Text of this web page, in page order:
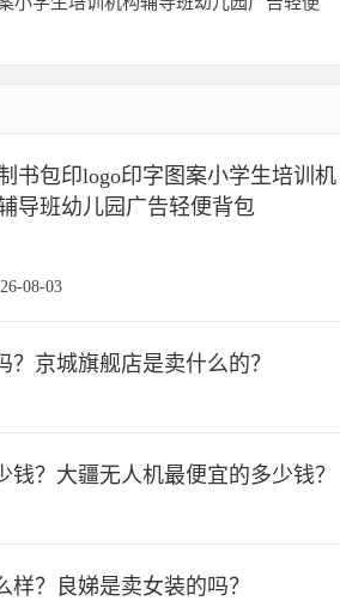
书包印logo印字图案小学生培训机
导班幼儿园广告轻便背包
08-03
？京城旗舰店是卖什么的？
钱？大疆无人机最便宜的多少钱？
样？良娣是卖女装的吗？